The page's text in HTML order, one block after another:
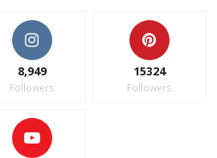
8,949
Followers
15324
Followers